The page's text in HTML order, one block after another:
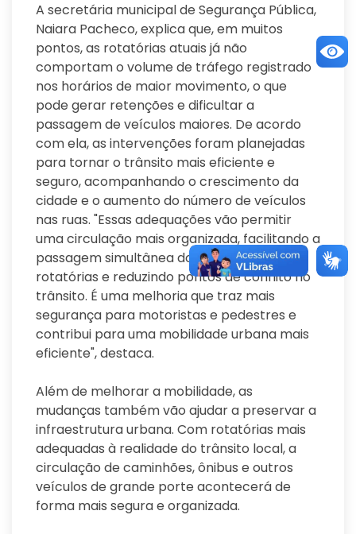
A secretária municipal de Segurança Pública,
Naiara Pacheco, explica que, em muitos
pontos, as rotatórias atuais já não
comportam o volume de tráfego registrado
nos horários de maior movimento, o que
pode gerar retenções e dificultar a
passagem de veículos maiores. De acordo
com ela, as intervenções foram planejadas
para tornar o trânsito mais eficiente e
seguro, acompanhando o crescimento da
cidade e o aumento do número de veículos
nas ruas. "Essas adequações vão permitir
uma circulação mais organizada, facilitando a
passagem simultânea dos veículos pelas
rotatórias e reduzindo pontos de conflito no
trânsito. É uma melhoria que traz mais
segurança para motoristas e pedestres e
contribui para uma mobilidade urbana mais
eficiente", destaca.
Além de melhorar a mobilidade, as
mudanças também vão ajudar a preservar a
infraestrutura urbana. Com rotatórias mais
adequadas à realidade do trânsito local, a
circulação de caminhões, ônibus e outros
veículos de grande porte acontecerá de
forma mais segura e organizada.